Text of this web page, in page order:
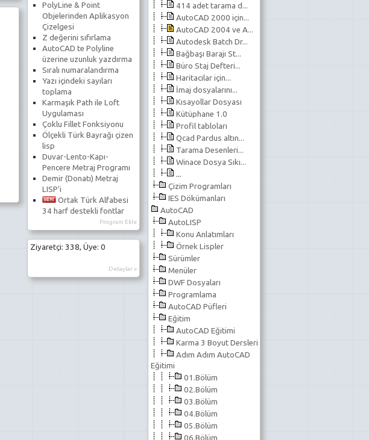
414 adet tarama d...
AutoCAD 2000 için...
AutoCAD 2004 ve A...
Autodesk Batch Dr...
Bağbaşı Barajı St...
Büro Staj Defteri...
Haritacılar için...
İmaj dosyalarını...
Kısayollar Dosyası
Kütüphane 1.0
Profil tabloları
Qcad Pardus altın...
Tarama Desenleri...
Winace Dosya Sıkı...
...
Çizim Programları
IES Dökümanları
AutoCAD
AutoLISP
Konu Anlatımları
Örnek Lispler
Sürümler
Menüler
DWF Dosyaları
Programlama
AutoCAD Püfleri
Eğitim
AutoCAD Eğitimi
Karma 3 Boyut Dersleri
Adım Adım AutoCAD
Eğitimi
01.Bölüm
02.Bölüm
03.Bölüm
04.Bölüm
05.Bölüm
06.Bölüm
PolyLine & Point
Objelerinden Aplikasyon
Çizelgesi
Z değerini sıfırlama
AutoCAD te Polyline
üzerine uzunluk yazdırma
Sıralı numaralandırma
Yazı içindeki sayıları
toplama
Karmaşık Path ile Loft
Uygulaması
Çoklu Fillet Fonksiyonu
Ölçekli Türk Bayrağı çizen
lisp
Duvar-Lento-Kapı-
Pencere Metraj Programı
Demir (Donatı) Metraj
LISP'i
Ortak Türk Alfabesi
34 harf destekli fontlar
Program Ekle
Ziyaretçi: 338, Üye: 0
Detaylar »